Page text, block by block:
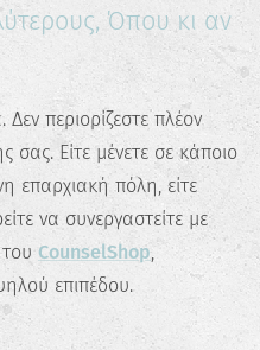
✖
Τεστ
σου
την ιδανική
Όπου κι αν
περιορίζεστε πλέον
σας. Είτε μένετε σε κάποιο
επαρχιακή πόλη, είτε
να συνεργαστείτε με
CounselShop,
επιπέδου.